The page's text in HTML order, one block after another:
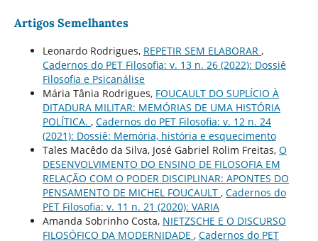
Artigos Semelhantes
Leonardo Rodrigues, REPETIR SEM ELABORAR ,
Cadernos do PET Filosofia: v. 13 n. 26 (2022): Dossiê
Filosofia e Psicanálise
Mária Tânia Rodrigues, FOUCAULT DO SUPLÍCIO À
DITADURA MILITAR: MEMÓRIAS DE UMA HISTÓRIA
POLÍTICA. , Cadernos do PET Filosofia: v. 12 n. 24
(2021): Dossiê: Memória, história e esquecimento
Tales Macêdo da Silva, José Gabriel Rolim Freitas, O
DESENVOLVIMENTO DO ENSINO DE FILOSOFIA EM
RELAÇÃO COM O PODER DISCIPLINAR: APONTES DO
PENSAMENTO DE MICHEL FOUCAULT , Cadernos do
PET Filosofia: v. 11 n. 21 (2020): VARIA
Amanda Sobrinho Costa, NIETZSCHE E O DISCURSO
FILOSÓFICO DA MODERNIDADE , Cadernos do PET